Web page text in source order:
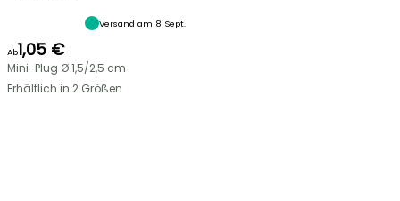
Versand am 8 Sept.
Ab1,05 €
Mini-Plug Ø 1,5/2,5 cm
Erhältlich in 2 Größen